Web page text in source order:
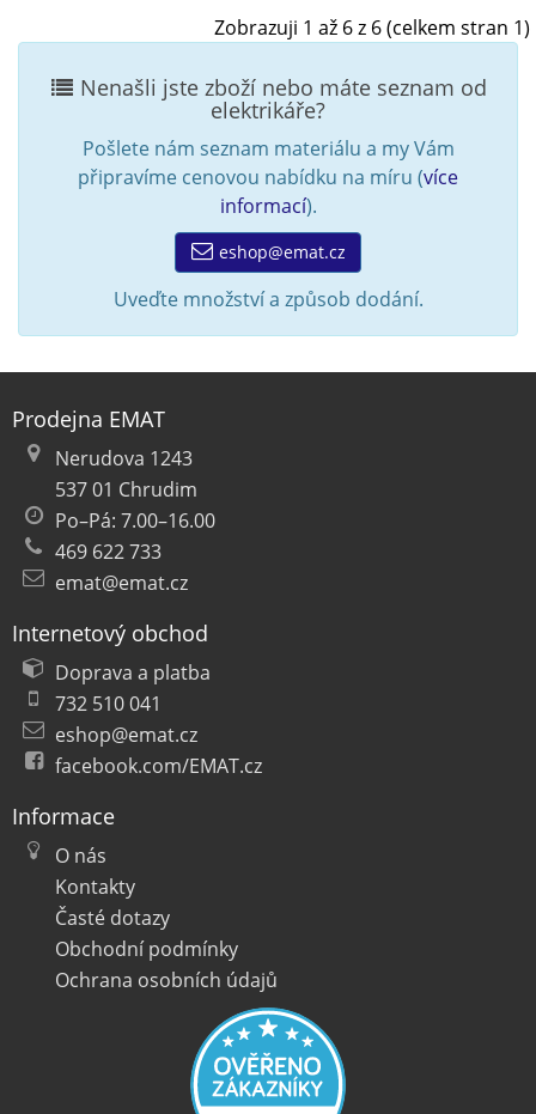
Zobrazuji 1 až 6 z 6 (celkem stran 1)
Nenašli jste zboží nebo máte seznam od
elektrikáře?
Pošlete nám seznam materiálu a my Vám
připravíme cenovou nabídku na míru (více
informací).
eshop@emat.cz
Uveďte množství a způsob dodání.
Prodejna EMAT
Nerudova 1243
537 01 Chrudim
Po–Pá: 7.00–16.00
469 622 733
emat@emat.cz
Internetový obchod
Doprava a platba
732 510 041
eshop@emat.cz
facebook.com/EMAT.cz
Informace
O nás
Kontakty
Časté dotazy
Obchodní podmínky
Ochrana osobních údajů